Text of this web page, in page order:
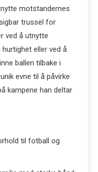
motstandernes
trussel for
ved å utnytte
eller ved å
ballen tilbake i
evne til å påvirke
kampene han deltar
til fotball og